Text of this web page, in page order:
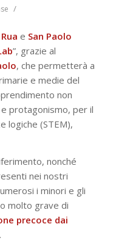
/
e San Paolo
”, grazie al
, che permetterà a
e medie del
non
protagonismo, per il
logiche (STEM),
nonché
nei nostri
i minori e gli
molto grave di
precoce dai
.